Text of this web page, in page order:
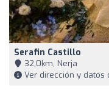
Serafin Castillo
32,0km, Nerja
Ver dirección y datos